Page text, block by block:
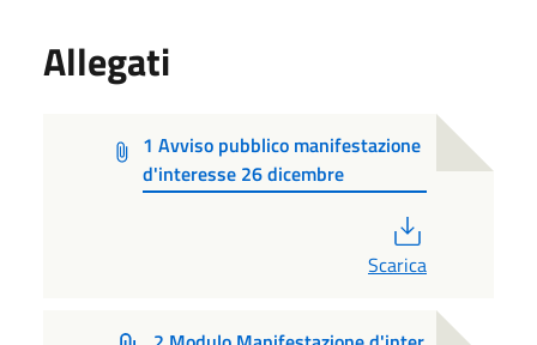
Allegati
1 Avviso pubblico manifestazione
d'interesse 26 dicembre
Scarica